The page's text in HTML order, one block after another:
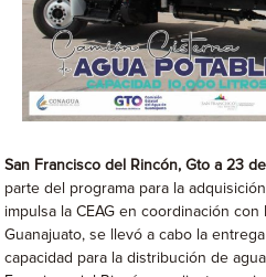
San Francisco del Rincón, Gtoa 23
parte del programa para la
impulsa la CEAG en coordinación
Guanajuato, se llevó a cabo la
capacidad para la distribución de